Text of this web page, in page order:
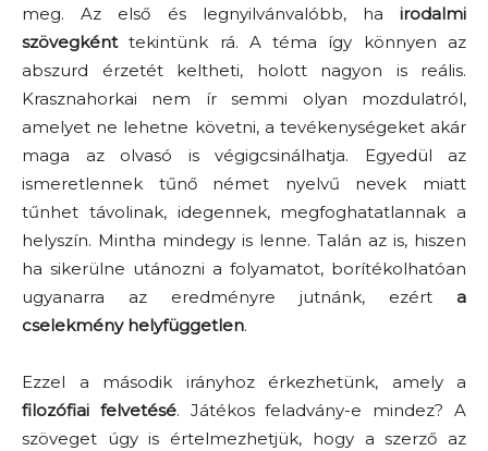
meg. Az első és legnyilvánvalóbb, ha irodalmi
szövegkénttekintünk rá. A téma így könnyen az
abszurd érzetét keltheti, holott nagyon is reális.
Krasznahorkai nem ír semmi olyan mozdulatról,
amelyet ne lehetne követni, a tevékenységeket akár
maga az olvasó is végigcsinálhatja. Egyedül az
ismeretlennek tűnő német nyelvű nevek miatt
tűnhet távolinak, idegennek, megfoghatatlannak a
helyszín. Mintha mindegy is lenne. Talán az is, hiszen
ha sikerülne utánozni a folyamatot, borítékolhatóan
ugyanarra az eredményre jutnánk, ezért a
cselekmény helyfüggetlen.
Ezzel a második irányhoz érkezhetünk, amely a
filozófiai felvetésé. Játékos feladvány-e mindez? A
szöveget úgy is értelmezhetjük, hogy a szerző az